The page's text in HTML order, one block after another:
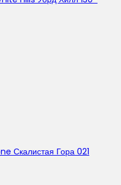
Скалистая Гора 021